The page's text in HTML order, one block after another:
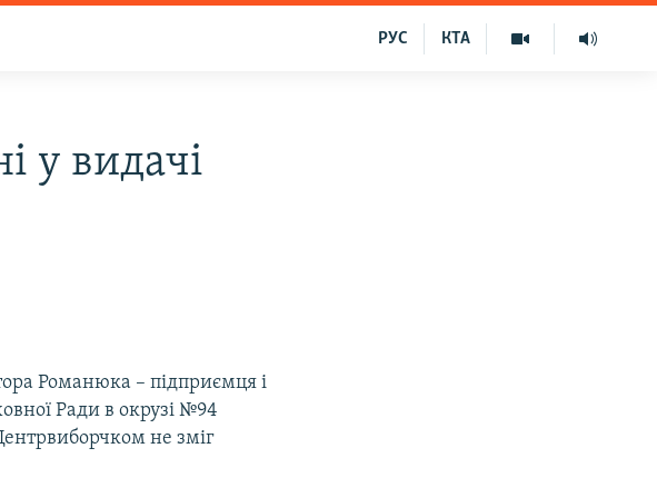
КТА
РУС
у видачі
Романюка – підприємця і
Ради в окрузі №94
не зміг